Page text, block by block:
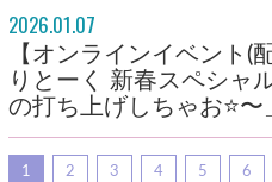
2026.01.07
【オンラインイベント(
りとーく 新春スペシャ
の打ち上げしちゃお⭐〜
1 2 3 4 5 6